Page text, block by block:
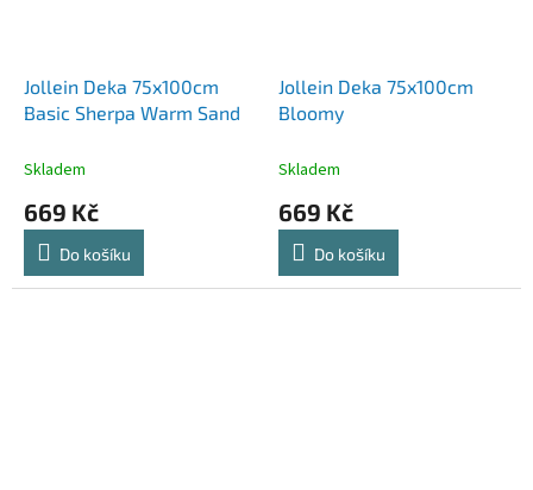
Jollein Deka 75x100cm
Basic Sherpa Warm Sand
Skladem
669 Kč
Do košíku
Jollein Deka 75x100cm
Bloomy
Skladem
669 Kč
Do košíku